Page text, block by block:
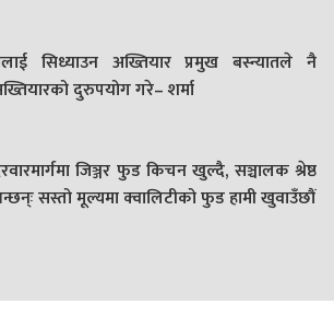
सिध्याउन अख्तियार प्रमुख बस्न्यातले नै
दुरुपयोग गरे– शर्मा
जिञ्जर फुड किचन खुल्दै, सञ्चालक श्रेष्ठ
सस्तो मूल्यमा क्वालिटीको फुड हामी खुवाउँछौं